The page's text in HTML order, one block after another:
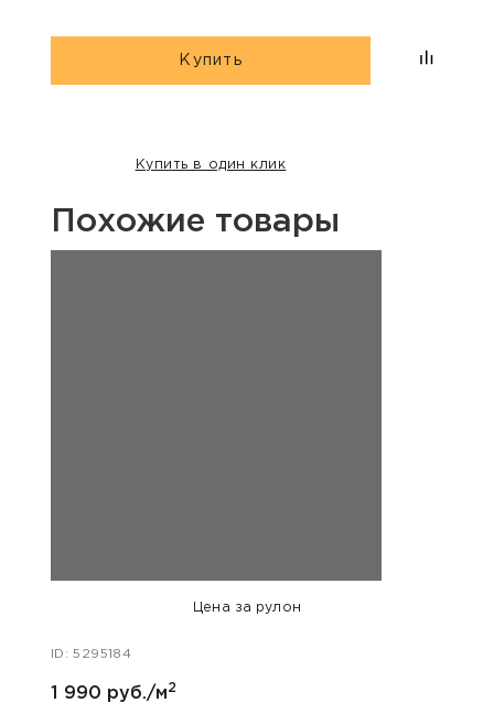
Купить
Купить в один клик
Похожие товары
Цена за рулон
ID: 5295184
1 990 руб./м2